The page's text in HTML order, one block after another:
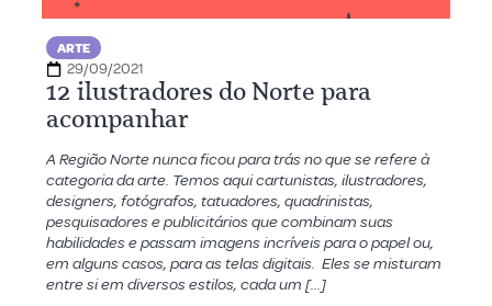
ARTE
29/09/2021
12 ilustradores do Norte para
acompanhar
A Região Norte nunca ficou para trás no que se refere à
categoria da arte. Temos aqui cartunistas, ilustradores,
designers, fotógrafos, tatuadores, quadrinistas,
pesquisadores e publicitários que combinam suas
habilidades e passam imagens incríveis para o papel ou,
em alguns casos, para as telas digitais. Eles se misturam
entre si em diversos estilos, cada um […]